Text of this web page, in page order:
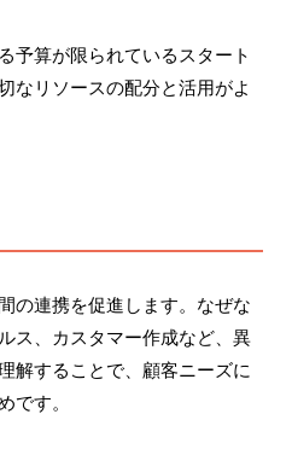
予算が限られているスタート
なリソースの配分と活用がよ
の連携を促進します。なぜな
ス、カスタマー作成など、異
解することで、顧客ニーズに
です。